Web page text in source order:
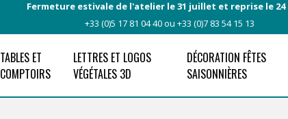
Fermeture estivale de l'atelier le 31 juillet et reprise le
+33 (0)5 17 81 04 40 ou +33 (0)7 83 54 15 13
TABLES ET
COMPTOIRS
LETTRES ET LOGOS
VÉGÉTALES 3D
DÉCORATION FÊTES
SAISONNIÈRES